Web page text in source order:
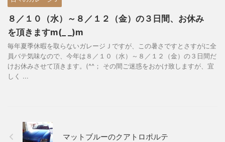
８／１０（水）～８／１２（金）の３日間、お休み
を頂きますm(_ _)m
毎年夏季休暇を取らないガレージＪですが、この暑さですとさすがに全
員バテ気味なので、今年は８／１０（水）～８／１２（金）の３日間だ
けお休みさせて頂きます。(^^； その間ご迷惑をおかけ致しますが、宜
しく ...
マットブルーのクアトロポルテ